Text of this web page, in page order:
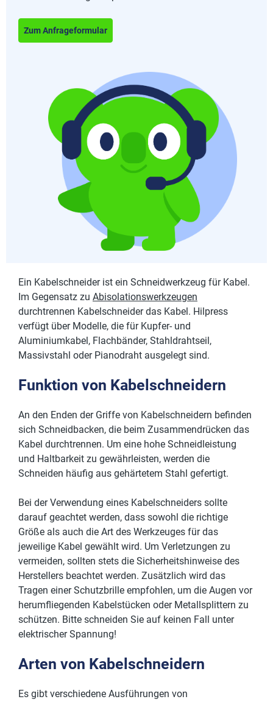
Zum Anfrageformular
Ein Kabelschneider ist ein Schneidwerkzeug für Kabel.
Im Gegensatz zu Abisolationswerkzeugen
durchtrennen Kabelschneider das Kabel. Hilpress
verfügt über Modelle, die für Kupfer- und
Aluminiumkabel, Flachbänder, Stahldrahtseil,
Massivstahl oder Pianodraht ausgelegt sind.
Funktion von Kabelschneidern
An den Enden der Griffe von Kabelschneidern befinden
sich Schneidbacken, die beim Zusammendrücken das
Kabel durchtrennen. Um eine hohe Schneidleistung
und Haltbarkeit zu gewährleisten, werden die
Schneiden häufig aus gehärtetem Stahl gefertigt.
Bei der Verwendung eines Kabelschneiders sollte
darauf geachtet werden, dass sowohl die richtige
Größe als auch die Art des Werkzeuges für das
jeweilige Kabel gewählt wird. Um Verletzungen zu
vermeiden, sollten stets die Sicherheitshinweise des
Herstellers beachtet werden. Zusätzlich wird das
Tragen einer Schutzbrille empfohlen, um die Augen vor
herumfliegenden Kabelstücken oder Metallsplittern zu
schützen. Bitte schneiden Sie auf keinen Fall unter
elektrischer Spannung!
Arten von Kabelschneidern
Es gibt verschiedene Ausführungen von